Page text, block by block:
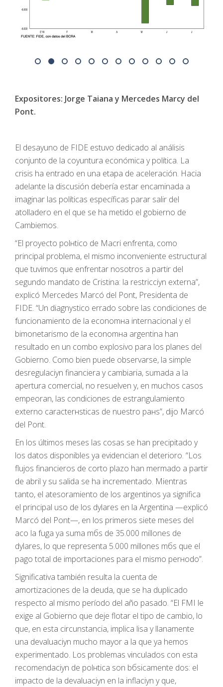
02 03 04 05 06 07 08 09 10 11 12 13
Expositores: Jorge Taiana y Mercedes Marcу del
Pont.
El desayuno de FIDE estuvo dedicado al análisis
conjunto de la coyuntura económica y política. La
crisis ha entrado en una etapa de aceleración. Hacia
adelante la discusión debería estar encaminada a
imaginar las políticas específicas parar salir del
atolladero en el que se ha metido el gobierno de
Cambiemos.
“El proyecto polнtico de Macri enfrenta, como
principal problema, el mismo inconveniente estructural
que tuvimos que enfrentar nosotros a partir del
segundo mandato de Cristina: la restricciуn externa”,
explicó Mercedes Marcó del Pont, Presidenta de
FIDE. “Un diagnуstico errado sobre las condiciones de
funcionamiento de la economнa internacional y el
bimonetarismo de la economнa argentina han
resultado en un combo explosivo para los planes del
Gobierno. Como bien puede observarse, la simple
desregulaciуn financiera y cambiaria, sumada a la
apertura comercial, no resuelven y, en muchos casos
empeoran, las condiciones de estrangulamiento
externo caracterнsticas de nuestro paнs”, dijo Marcó
del Pont.
En los últimos meses las cosas se han precipitado y
los datos disponibles ya evidencian el deterioro. “Los
flujos financieros de corto plazo han mermado a partir
de abril y su salida se ha incrementado. Mientras
tanto, el atesoramiento de los argentinos ya significa
el principal uso de los dуlares en la Argentina —explicó
Marcó del Pont—, en los primeros siete meses del
aсo la fuga ya suma mбs de 35.000 millones de
dуlares, lo que representa 5.000 millones mбs que el
pago total de importaciones para el mismo perнodo”.
Significativa también resulta la cuenta de
amortizaciones de la deuda, que se ha duplicado
respecto al mismo período del año pasado. “El FMI le
exige al Gobierno que deje flotar el tipo de cambio, lo
que, en esta circunstancia, implica lisa y llanamente
una devaluaciуn mucho mayor a la que ya hemos
experimentado. Los problemas vinculados con esta
recomendaciуn de polнtica son bбsicamente dos: el
impacto de la devaluaciуn en la inflaciуn y que,